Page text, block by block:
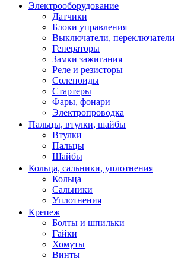
Электрооборудование
Датчики
Блоки управления
Выключатели, переключатели
Генераторы
Замки зажигания
Реле и резисторы
Соленоиды
Стартеры
Фары, фонари
Электропроводка
Пальцы, втулки, шайбы
Втулки
Пальцы
Шайбы
Кольца, сальники, уплотнения
Кольца
Сальники
Уплотнения
Крепеж
Болты и шпильки
Гайки
Хомуты
Винты